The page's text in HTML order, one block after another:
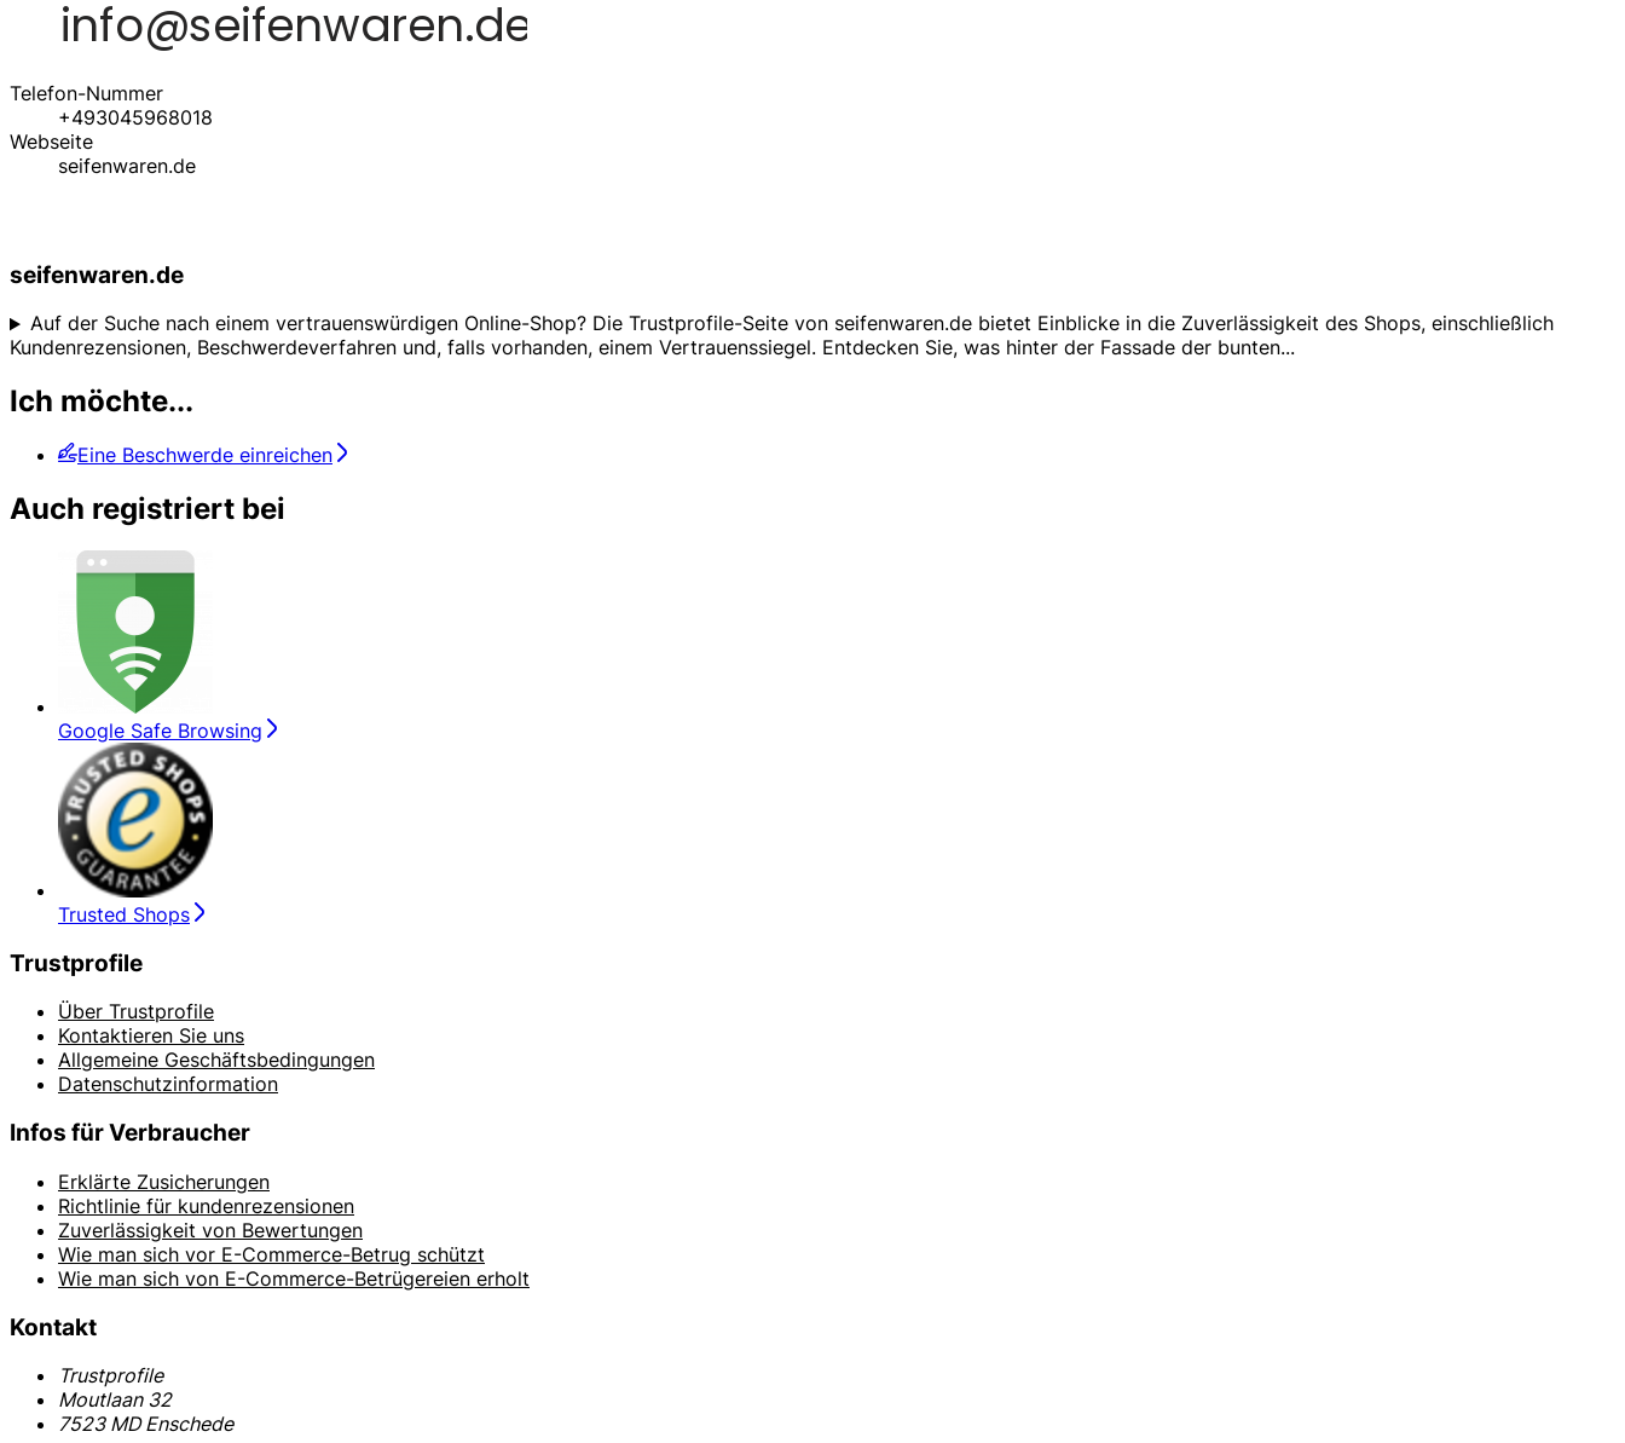
Telefon-Nummer
+493045968018
Webseite
seifenwaren.de
seifenwaren.de
Auf der Suche nach einem vertrauenswürdigen Online-Shop? Die Trustprofile-Seite von seifenwaren.de bietet Einblicke in die Zuverlässigkeit des Shops, einschließlich
Kundenrezensionen, Beschwerdeverfahren und, falls vorhanden, einem Vertrauenssiegel. Entdecken Sie, was hinter der Fassade der bunten...
Ich möchte...
Eine Beschwerde einreichen
Auch registriert bei
Google Safe Browsing
Trusted Shops
Trustprofile
Über Trustprofile
Kontaktieren Sie uns
Allgemeine Geschäftsbedingungen
Datenschutzinformation
Infos für Verbraucher
Erklärte Zusicherungen
Richtlinie für kundenrezensionen
Zuverlässigkeit von Bewertungen
Wie man sich vor E-Commerce-Betrug schützt
Wie man sich von E-Commerce-Betrügereien erholt
Kontakt
Trustprofile
Moutlaan 32
7523 MD Enschede